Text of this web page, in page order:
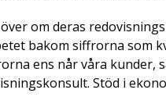
om deras
bakom siffrorna som
ens når våra kunder,
Stöd i